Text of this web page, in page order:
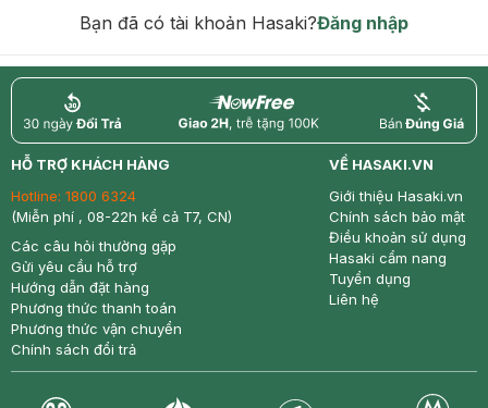
Bạn đã có tài khoản Hasaki?Đăng nhập
return nowfree price
HỖ TRỢ KHÁCH HÀNG
Hotline: 1800 6324
(Miễn phí , 08-22h kể cả T7, CN)
Các câu hỏi thường gặp
Gửi yêu cầu hỗ trợ
Hướng dẫn đặt hàng
Phương thức thanh toán
Phương thức vận chuyển
Chính sách đổi trả
VỀ HASAKI.VN
Giới thiệu Hasaki.vn
Chính sách bảo mật
Điều khoản sử dụng
Hasaki cẩm nang
Tuyển dụng
Liên hệ